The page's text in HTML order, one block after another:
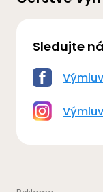
Sledujte